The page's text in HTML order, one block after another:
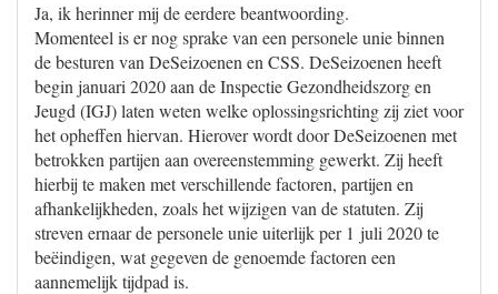
Ja, ik herinner mij de eerdere beantwoording.
Momenteel is er nog sprake van een personele unie binnen
de besturen van DeSeizoenen en CSS. DeSeizoenen heeft
begin januari 2020 aan de Inspectie Gezondheidszorg en
Jeugd (IGJ) laten weten welke oplossingsrichting zij ziet voor
het opheffen hiervan. Hierover wordt door DeSeizoenen met
betrokken partijen aan overeenstemming gewerkt. Zij heeft
hierbij te maken met verschillende factoren, partijen en
afhankelijkheden, zoals het wijzigen van de statuten. Zij
streven ernaar de personele unie uiterlijk per 1 juli 2020 te
beëindigen, wat gegeven de genoemde factoren een
aannemelijk tijdpad is.